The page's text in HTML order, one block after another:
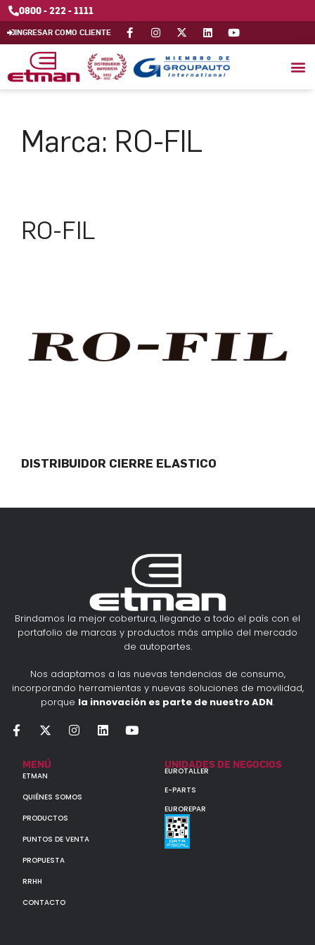
0800 - 222 - 1111
INGRESAR COMO CLIENTE
Marca: RO-FIL
RO-FIL
DISTRIBUIDOR CIERRE ELASTICO
Brindamos la mejor cobertura, llegando a todo el país con el
portafolio de marcas y productos más amplio del mercado
de autopartes.
Nos adaptamos a las nuevas tendencias de consumo,
incorporando herramientas y nuevas soluciones de movilidad,
porque la innovación es parte de nuestro ADN.
MENÚ
ETMAN
QUIÉNES SOMOS
PRODUCTOS
PUNTOS DE VENTA
PROPUESTA
RRHH
CONTACTO
UNIDADES DE NEGOCIOS
EUROTALLER
E-PARTS
EUROREPAR